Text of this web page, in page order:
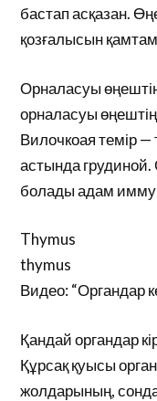
бастап асқазан.
қозғалысын
Орналасуы
орналасуы
Вилочкоая темір —
астында грудиной.
болады адам
Thymus
thymus
Видео: “Органдар
Қандай органдар
Құрсақ қуысы
жолдарының,